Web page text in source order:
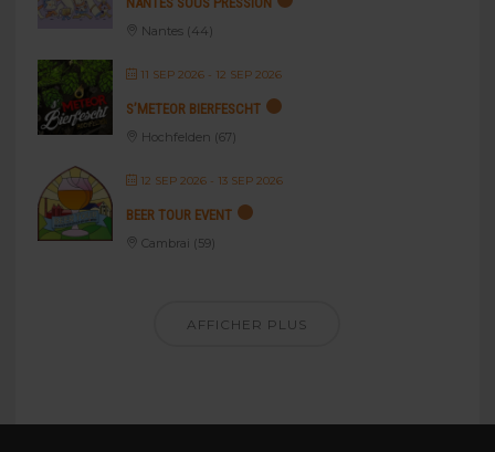
Nantes (44)
11 SEP 2026- 12 SEP 2026
S’METEOR BIERFESCHT
Hochfelden (67)
12 SEP 2026- 13 SEP 2026
BEER TOUR EVENT
Cambrai (59)
AFFICHER PLUS